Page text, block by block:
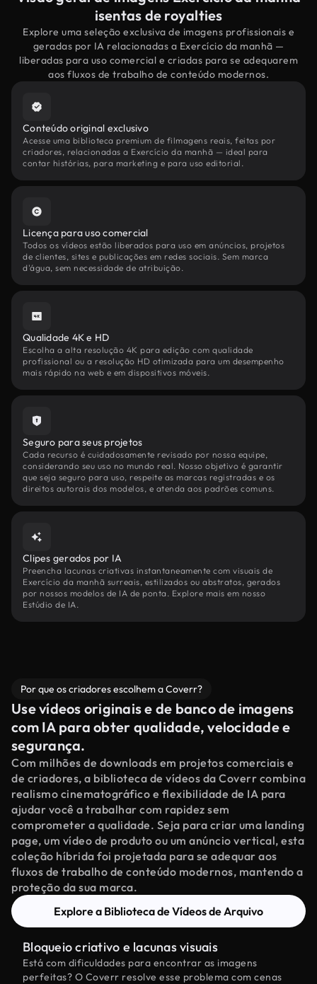
isentas de royalties
Explore uma seleção exclusiva de imagens profissionais e
geradas por IA relacionadas a Exercício da manhã —
liberadas para uso comercial e criadas para se adequarem
aos fluxos de trabalho de conteúdo modernos.
Conteúdo original exclusivo
Acesse uma biblioteca premium de filmagens reais, feitas por
criadores, relacionadas a Exercício da manhã — ideal para
contar histórias, para marketing e para uso editorial.
Licença para uso comercial
Todos os vídeos estão liberados para uso em anúncios, projetos
de clientes, sites e publicações em redes sociais. Sem marca
d'água, sem necessidade de atribuição.
Qualidade 4K e HD
Escolha a alta resolução 4K para edição com qualidade
profissional ou a resolução HD otimizada para um desempenho
mais rápido na web e em dispositivos móveis.
Seguro para seus projetos
Cada recurso é cuidadosamente revisado por nossa equipe,
considerando seu uso no mundo real. Nosso objetivo é garantir
que seja seguro para uso, respeite as marcas registradas e os
direitos autorais dos modelos, e atenda aos padrões comuns.
Clipes gerados por IA
Preencha lacunas criativas instantaneamente com visuais de
Exercício da manhã surreais, estilizados ou abstratos, gerados
por nossos modelos de IA de ponta. Explore mais em nosso
Estúdio de IA.
Por que os criadores escolhem a Coverr?
Use vídeos originais e de banco de imagens
com IA para obter qualidade, velocidade e
segurança.
Com milhões de downloads em projetos comerciais e
de criadores, a biblioteca de vídeos da Coverr combina
realismo cinematográfico e flexibilidade de IA para
ajudar você a trabalhar com rapidez sem
comprometer a qualidade. Seja para criar uma landing
page, um vídeo de produto ou um anúncio vertical, esta
coleção híbrida foi projetada para se adequar aos
fluxos de trabalho de conteúdo modernos, mantendo a
proteção da sua marca.
Explore a Biblioteca de Vídeos de Arquivo
Bloqueio criativo e lacunas visuais
Está com dificuldades para encontrar as imagens
perfeitas? O Coverr resolve esse problema com cenas